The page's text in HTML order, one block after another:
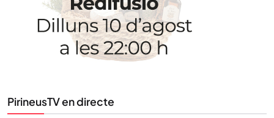
PirineusTV en directe
Uneix-te al nostre butlletí
Tota l’actualitat, seleccionada i enviada directament